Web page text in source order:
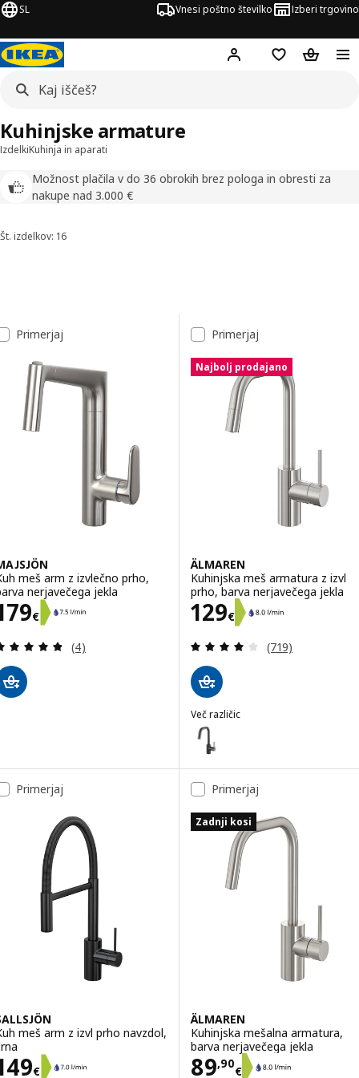
SL Vnesi poštno številko Izberi trgovino
Hej! Prijava ali
Seznam želja
IzdelkiKuhinja in aparati
Možnost plačila v do 36 obrokih brez pologa in obresti za
nakupe nad 3.000 €
Kuhinjske armature
Razvrsti in filtriraj
Št. izdelkov: 16
Seznam rezultatov
Primerjaj
meš arm z izvlečno prho,
nerjavečega jekla
€ 179€
Pregled: 4.8 iz 5 zvezde. Skupno število
(4)
Primerjaj
Najbolj prodajano
ÄLMAREN
Kuhinjska meš armatura z izvl
prho, barva nerjavečega jekla
129€
Cena 129€
Pregled: 4 iz 5
(719)
Več različic
ÄLMAREN
Možnost: ÄLMAREN,
Primerjaj
meš arm z izvl prho navzdol,
€ 149€
Primerjaj
Zadnji kosi
ÄLMAREN
Kuhinjska mešalna armatura,
barva nerjavečega jekla
89,90
€
Cena 89,90€